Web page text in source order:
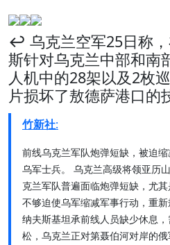
↩️ 乌克兰空军25日称
斯针对乌克兰中部和南
人机中的28架以及2枚
片损坏了敖德萨港口的
竹新社:
前线乌克兰军队炮弹短缺，被迫
乌军士兵。 乌克兰高级将领亚历
克兰军队普遍面临炮弹短缺，尤
不够迫使乌军缩减军事行动，重
纳夫斯基坦承前线人员缺少休息
松，乌克兰正对第聂伯河对岸的